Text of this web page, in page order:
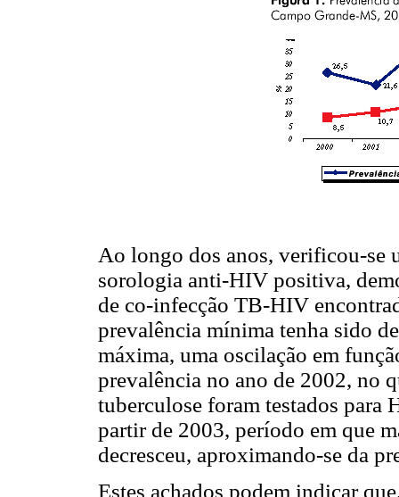
Ao longo dos anos, verificou-se
sorologia anti-HIV positiva,
de co-infecção TB-HIV
prevalência mínima tenha sido
máxima, uma oscilação em
prevalência no ano de 2002, no
tuberculose foram testados para
partir de 2003, período em que
decresceu, aproximando-se da
Estes achados podem indicar